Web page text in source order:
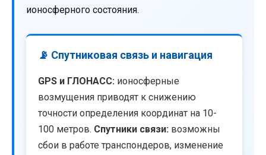
ионосферного состояния.
📡 Спутниковая связь и навигация
GPS и ГЛОНАСС: ионосферные
возмущения приводят к снижению
точности определения координат на 10-
100 метров. Спутники связи: возможны
сбои в работе транспондеров, изменение